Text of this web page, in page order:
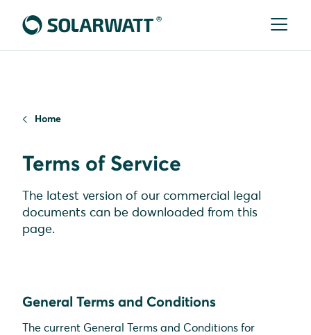
Home
Terms of Service
The latest version of our commercial legal
documents can be downloaded from this
page.
General Terms and Conditions
The current General Terms and Conditions for